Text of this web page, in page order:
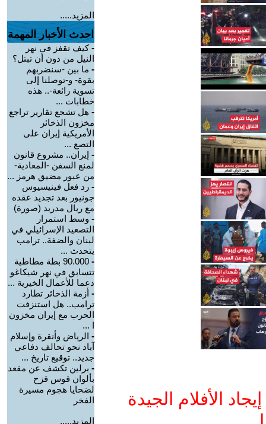
الأفلام الجيدة
المزيد.....
احدث الأخبار المهمة
-كيف تقفز في نهر
النيل من دون أن تبتل؟
- ما بين -سنضربهم
بقوة- و-توصلنا إلى
تسوية رائعة-.. هذه
خطابات ...
- هل تشجع تقارير تراجع
مخزون الذخائر
الأمريكية إيران على
التصع ...
- إيران.. مشروع قانون
لمنع السفن -المعادية-
من عبور مضيق هرمز ...
- رد فعل فينيسيوس
جونيور بعد تجديد عقده
مع ريال مدريد (صورة)
- وسط استمرار
التصعيد الإسرائيلي في
لبنان والضفة.. ترامب
يتحدث ...
-
90.000 بطة مطاطية
تتسابق في نهر شيكاغو
دعما للأعمال الخيرية ...
- أزمة الذخائر تطارد
ترامب.. هل استنزفت
الحرب مع إيران مخزون
ا ...
- الرياض وأنقرة وإسلام
آباد نحو تحالف دفاعي
جديد.. توقيع تاريخ ...
- برلين تكشف عن مقعد
بألوان قوس قزح
لضحايا هجوم مسيرة
الفخر
المزيد.....